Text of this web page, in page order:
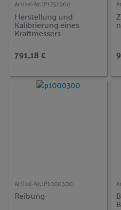
Artikel-Nr.: P1251900
Herstellung und
Kalibrierung eines
Kraftmessers
791,18 €
Artikel-Nr.: P1000300
Reibung